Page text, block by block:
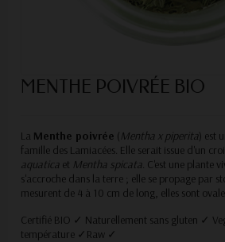
MENTHE POIVRÉE BIO
La Menthe poivrée (Mentha x piperita) est
famille des Lamiacées. Elle serait issue d'un
aquatica et Mentha spicata. C'est une plante
s'accroche dans la terre ; elle se propage par
mesurent de 4 à 10 cm de long, elles sont
Certifié BIO ✓ Naturellement sans gluten ✓
température ✓ Raw ✓